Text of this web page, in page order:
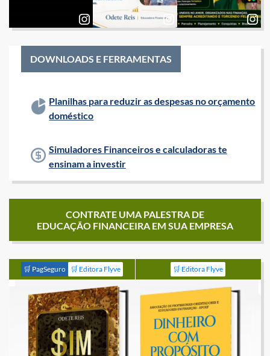
DOWNLOADS E FERRAMENTAS
Planilhas para reduzir as despesas no orçamento
doméstico
Simuladores Financeiros e calculadoras te
ensinam a investir
CONTRATE UMA PALESTRA DE
EDUCAÇÃO FINANCEIRA EM SUA EMPRESA
🛒 PagSeguro 🛒 Editora Flyve 🛒 Editora Flyve